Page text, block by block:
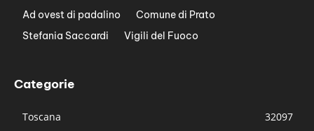
Ad ovest di padalino
Comune di Prato
Stefania Saccardi
Vigili del Fuoco
Categorie
Toscana
32097